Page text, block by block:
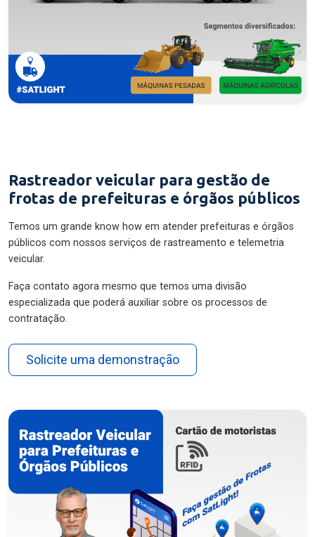
Rastreador veicular para gestão de
frotas de prefeituras e órgãos públicos
Temos um grande know how em atender prefeituras e órgãos
públicos com nossos serviços de rastreamento e telemetria
veicular.
Faça contato agora mesmo que temos uma divisão
especializada que poderá auxiliar sobre os processos de
contratação.
Solicite uma demonstração